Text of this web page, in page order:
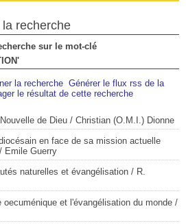
recherche
sur le mot-clé
la recherche Générer le flux rss de la
le résultat de cette recherche
de Dieu/ Christian (O.M.I.) Dionne
en face de sa mission actuelle
Emile Guerry
naturelles et évangélisation/ R.
oecuménique et l'évangélisation du monde/